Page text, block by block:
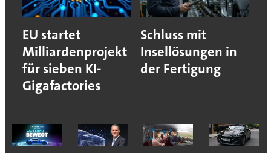
EU startet
Milliardenprojekt
für sieben KI-
Gigafactories
Schluss mit
Insellösungen in
der Fertigung